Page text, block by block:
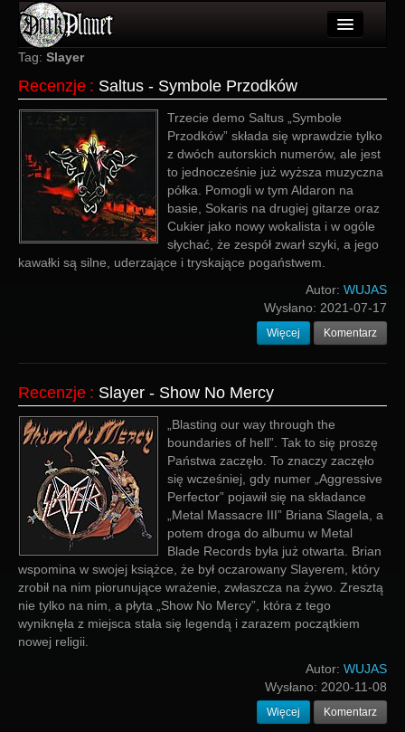
Artykuły
Użytkownicy
Wydarzenia
Galeria
Forum
Więcej
Login
Tag: Slayer
Recenzje : Saltus - Symbole Przodków
Trzecie demo Saltus „Symbole
Przodków” składa się wprawdzie tylko
z dwóch autorskich numerów, ale jest
to jednocześnie już wyższa muzyczna
półka. Pomogli w tym Aldaron na
basie, Sokaris na drugiej gitarze oraz
Cukier jako nowy wokalista i w ogóle
słychać, że zespół zwarł szyki, a jego
kawałki są silne, uderzające i tryskające pogaństwem.
Autor: WUJAS
Wysłano: 2021-07-17
Więcej Komentarz
Recenzje : Slayer - Show No Mercy
„Blasting our way through the
boundaries of hell”. Tak to się proszę
Państwa zaczęło. To znaczy zaczęło
się wcześniej, gdy numer „Aggressive
Perfector” pojawił się na składance
„Metal Massacre III” Briana Slagela, a
potem droga do albumu w Metal
Blade Records była już otwarta. Brian
wspomina w swojej książce, że był oczarowany Slayerem, który
zrobił na nim piorunujące wrażenie, zwłaszcza na żywo. Zresztą
nie tylko na nim, a płyta „Show No Mercy”, która z tego
wyniknęła z miejsca stała się legendą i zarazem początkiem
nowej religii.
Autor: WUJAS
Wysłano: 2020-11-08
Więcej Komentarz